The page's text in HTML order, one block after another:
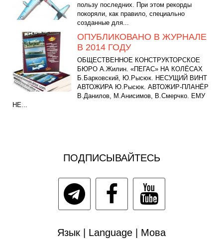
пользу последних. При этом рекорды
покоряли, как правило, специально
созданные для...
ОПУБЛИКОВАНО В ЖУРНАЛЕ
В 2014 ГОДУ
ОБЩЕСТВЕННОЕ КОНСТРУКТОРСКОЕ
БЮРО A.Жилин. «ПЕГАС» НА КОЛЁСАХ
Б.Барковский, Ю.Рысюк. НЕСУЩИЙ ВИНТ
АВТОЖИРА Ю.Рысюк. АВТОЖИР-ПЛАНЁР
B.Данилов, М.Анисимов, В.Смерчко. ЕМУ
НЕ...
ПОДПИСЫВАЙТЕСЬ
Язык | Language | Мова